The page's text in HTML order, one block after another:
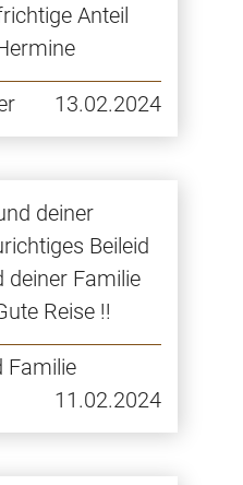
Anteil
13.02.2024
deiner
Beileid
deiner Familie
Reise !!
Familie
11.02.2024